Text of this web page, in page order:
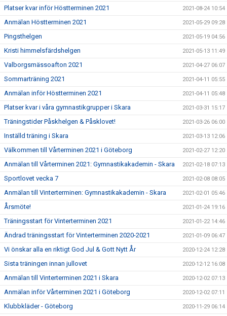
Platser kvar inför Höstterminen 2021 2021-08-24 10:54
Anmälan Höstterminen 2021 2021-05-29 09:28
Pingsthelgen 2021-05-19 04:56
Kristi himmelsfärdshelgen 2021-05-13 11:49
Valborgsmässoafton 2021 2021-04-27 06:07
Sommarträning 2021 2021-04-11 05:55
Anmälan inför Höstterminen 2021 2021-04-11 05:48
Platser kvar i våra gymnastikgrupper i Skara 2021-03-31 15:17
Träningstider Påskhelgen & Påsklovet! 2021-03-26 06:00
Inställd träning i Skara 2021-03-13 12:06
Välkommen till Vårterminen 2021 i Göteborg 2021-02-27 12:20
Anmälan till Vårterminen 2021: Gymnastikakademin - Skara 2021-02-18 07:13
Sportlovet vecka 7 2021-02-08 08:05
Anmälan till Vinterterminen: Gymnastikakademin - Skara 2021-02-01 05:46
Årsmöte! 2021-01-24 19:16
Träningsstart för Vinterterminen 2021 2021-01-22 14:46
Ändrad träningsstart för Vinterterminen 2020-2021 2021-01-09 06:47
Vi önskar alla en riktigt God Jul & Gott Nytt År 2020-12-24 12:28
Sista träningen innan jullovet 2020-12-12 16:08
Anmälan till Vinterterminen 2021 i Skara 2020-12-02 07:13
Anmälan inför Vårterminen 2021 i Göteborg 2020-12-02 07:11
Klubbkläder - Göteborg 2020-11-29 06:14